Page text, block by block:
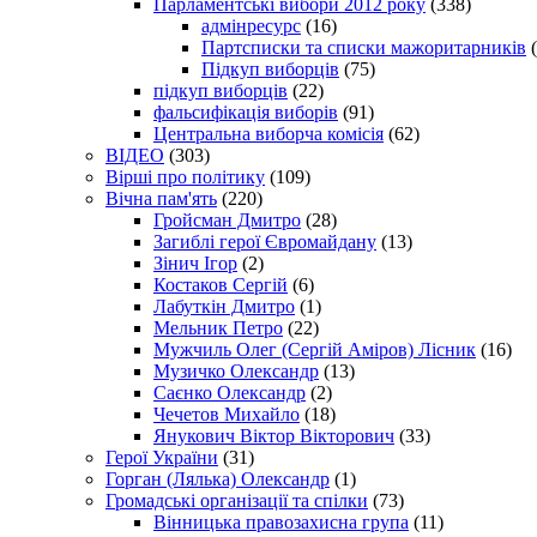
адмінресурс (16)
Партсписки та списки мажоритарників
Підкуп виборців (75)
підкуп виборців (22)
фальсифікація виборів (91)
Центральна виборча комісія (62)
ВІДЕО (303)
Вірші про політику (109)
Вічна пам'ять (220)
Гройсман Дмитро (28)
Загиблі герої Євромайдану (13)
Зінич Ігор (2)
Костаков Сергій (6)
Лабуткін Дмитро (1)
Мельник Петро (22)
Мужчиль Олег (Сергій Аміров) Лісник (16)
Музичко Олександр (13)
Саєнко Олександр (2)
Чечетов Михайло (18)
Янукович Віктор Вікторович (33)
Герої України (31)
Горган (Лялька) Олександр (1)
Громадські організації та спілки (73)
Вінницька правозахисна група (11)